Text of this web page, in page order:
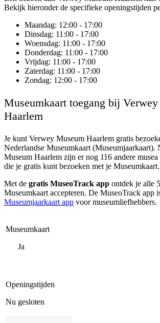
Bekijk hieronder de specifieke openingstijden
Maandag: 12:00 - 17:00
Dinsdag: 11:00 - 17:00
Woensdag: 11:00 - 17:00
Donderdag: 11:00 - 17:00
Vrijdag: 11:00 - 17:00
Zaterdag: 11:00 - 17:00
Zondag: 12:00 - 17:00
Museumkaart toegang bij
Haarlem
Je kunt Verwey Museum Haarlem gratis
Nederlandse Museumkaart (Museumjaarkaart).
Museum Haarlem zijn er nog 116 andere
die je gratis kunt bezoeken met je Museumkaart.
Met de gratis MuseoTrack app ontdek je alle
Museumkaart accepteren. De MuseoTrack app
Museumjaarkaart app voor museumliefhebbers.
Museumkaart
Ja
Openingstijden
Nu gesloten